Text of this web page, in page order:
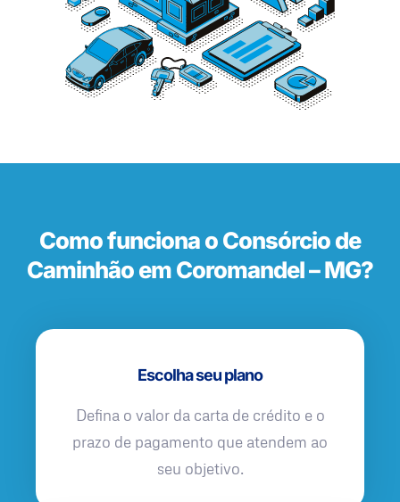
Como funciona o Consórcio de
Caminhão em Coromandel – MG?
Escolha seu plano
Defina o valor da carta de crédito e o
prazo de pagamento que atendem ao
seu objetivo.